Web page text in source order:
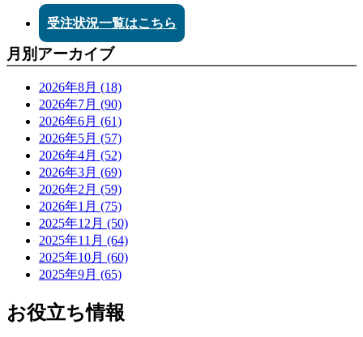
受注状況一覧はこちら
月別アーカイブ
2026年8月 (18)
2026年7月 (90)
2026年6月 (61)
2026年5月 (57)
2026年4月 (52)
2026年3月 (69)
2026年2月 (59)
2026年1月 (75)
2025年12月 (50)
2025年11月 (64)
2025年10月 (60)
2025年9月 (65)
お役立ち情報